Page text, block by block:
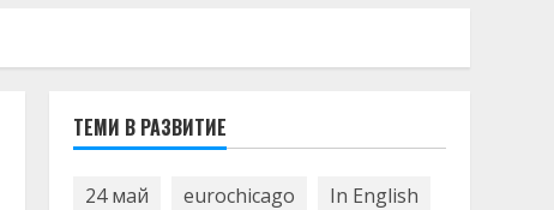
ТЕМИ В РАЗВИТИЕ
24 май eurochicago
In English